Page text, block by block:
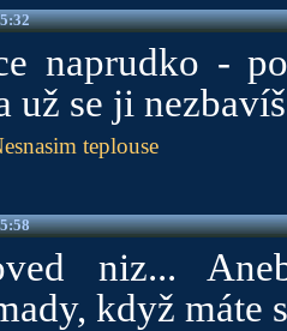
naprudko -
už se ji
teplouse
niz...
když máte